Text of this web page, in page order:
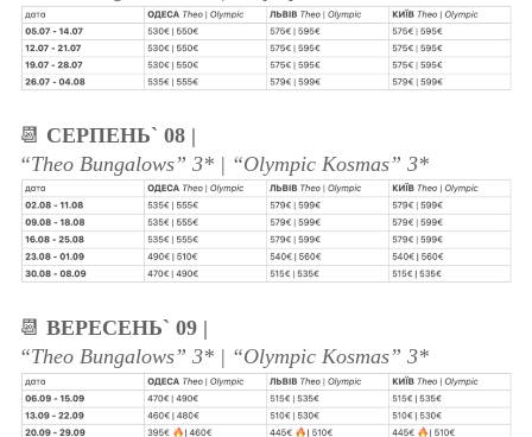
📆 СЕРПЕНЬ` 08 |
“Theo Bungalows” 3* | “Olympic Kosmas” 3*
📆 ВЕРЕСЕНЬ` 09 |
“Theo Bungalows” 3* | “Olympic Kosmas” 3*